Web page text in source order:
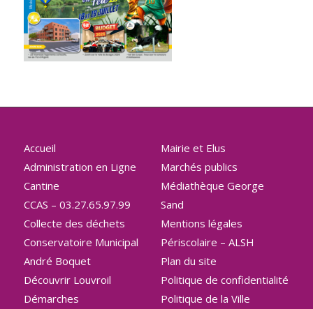
Accueil
Administration en Ligne
Cantine
CCAS – 03.27.65.97.99
Collecte des déchets
Conservatoire Municipal
André Boquet
Découvrir Louvroil
Démarches
Mairie et Elus
Marchés publics
Médiathèque George
Sand
Mentions légales
Périscolaire – ALSH
Plan du site
Politique de confidentialité
Politique de la Ville